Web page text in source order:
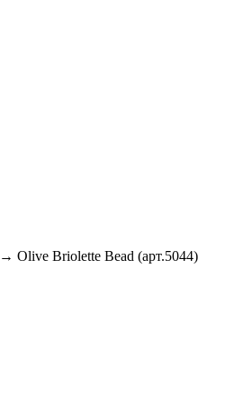
Olive Briolette Bead (арт.5044)